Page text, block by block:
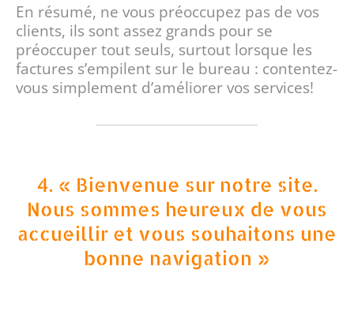
En résumé, ne vous préoccupez pas de vos
clients, ils sont assez grands pour se
préoccuper tout seuls, surtout lorsque les
factures s’empilent sur le bureau : contentez-
vous simplement d’améliorer vos services!
4. « Bienvenue sur notre site.
Nous sommes heureux de vous
accueillir et vous souhaitons une
bonne navigation »